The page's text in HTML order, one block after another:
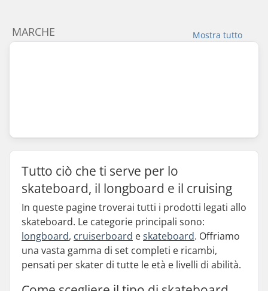
Mostra tutto
MARCHE
Tutto ciò che ti serve per lo
skateboard, il longboard e il cruising
In queste pagine troverai tutti i prodotti legati allo
skateboard. Le categorie principali sono:
longboard, cruiserboard eskateboard. Offriamo
una vasta gamma di set completi e ricambi,
pensati per skater di tutte le età e livelli di abilità.